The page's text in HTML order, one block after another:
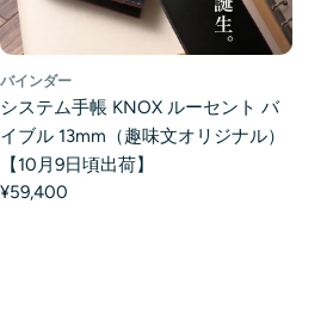
バインダー
システム手帳 KNOX ルーセント バ
イブル 13mm（趣味文オリジナル）
【10月9日頃出荷】
¥59,400